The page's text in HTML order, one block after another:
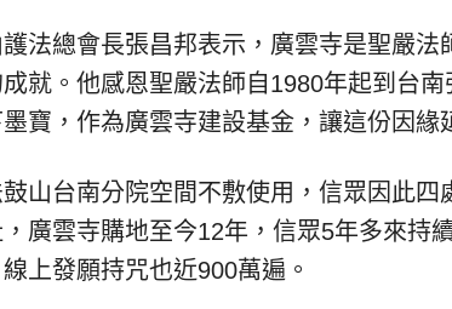
法總會長張昌邦表示，廣雲寺是聖嚴法
就。他感恩聖嚴法師自1980年起到台
寶，作為廣雲寺建設基金，讓這份因緣
山台南分院空間不敷使用，信眾因此四
廣雲寺購地至今12年，信眾5年多來持
上發願持咒也近900萬遍。